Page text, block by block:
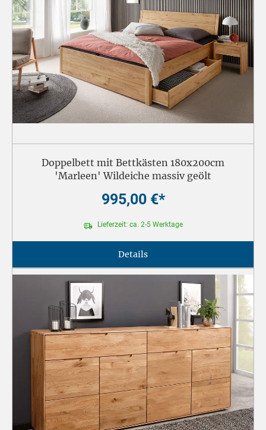
Doppelbett mit Bettkästen 180x200cm
'Marleen' Wildeiche massiv geölt
995,00 €*
Lieferzeit: ca. 2-5 Werktage
Details